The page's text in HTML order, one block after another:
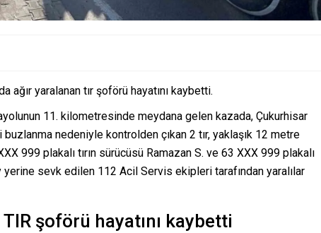
ağır yaralanan tır şoförü hayatını kaybetti.
11. kilometresinde meydana gelen kazada, Çukurhisar
nedeniyle kontrolden çıkan 2 tır, yaklaşık 12 metre
999 plakalı tırın sürücüsü Ramazan S. ve 63 XXX 999 plakalı
yerine sevk edilen 112 Acil Servis ekipleri tarafından yaralılar
şoförü hayatını kaybetti